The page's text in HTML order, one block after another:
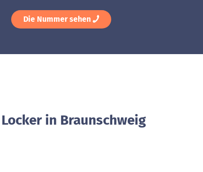
Die Nummer sehen
in Braunschweig